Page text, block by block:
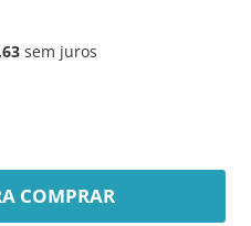
sem juros
COMPRAR